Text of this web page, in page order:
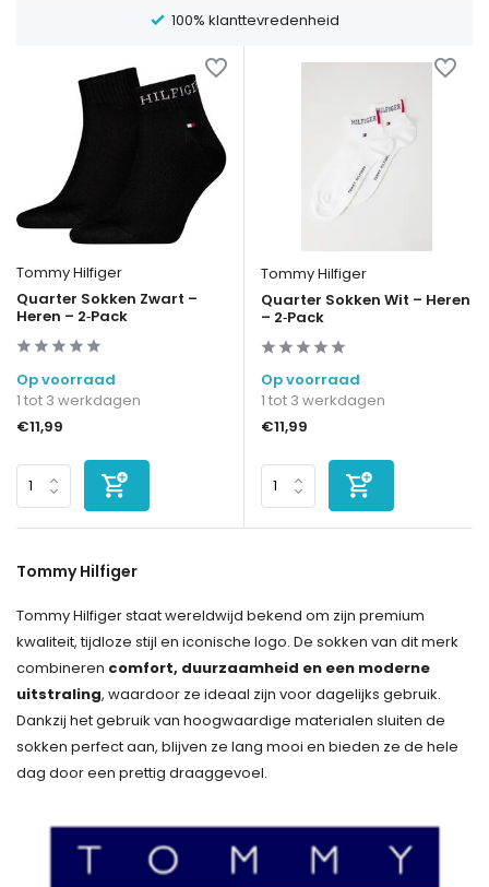
100% klanttevredenheid
Tommy Hilfiger
Quarter Sokken Zwart –
Heren – 2‑Pack
Op voorraad
1 tot 3 werkdagen
€11,99
Tommy Hilfiger
Quarter Sokken Wit – Heren
– 2‑Pack
Op voorraad
1 tot 3 werkdagen
€11,99
Tommy Hilfiger
Tommy Hilfiger staat wereldwijd bekend om zijn premium
kwaliteit, tijdloze stijl en iconische logo. De sokken van dit merk
combineren comfort, duurzaamheid en een moderne
uitstraling, waardoor ze ideaal zijn voor dagelijks gebruik.
Dankzij het gebruik van hoogwaardige materialen sluiten de
sokken perfect aan, blijven ze lang mooi en bieden ze de hele
dag door een prettig draaggevoel.